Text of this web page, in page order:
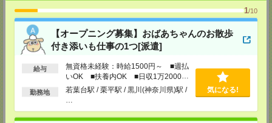
1/10
【オープニング募集】おばあちゃんのお散歩
付き添いも仕事の1つ[派遣]
給与
無資格未経験：時給1500円～ ■週払
いOK ■扶養内OK ■日収1万2000円
以上
勤務地
若葉台駅 / 栗平駅 / 黒川(神奈川県)駅 /
気になる!
〒190-0012
東京都立川市曙町2-34-7 ファーレイーストビル 8F
TEL：0120-659-460
MAIL：CS_TACHIKAWA@manpowergroup.jp
担当：採用担当
〒220-8136
神奈川県横浜市西区みなとみらい 2-2-1 横浜ランドマークタワー36F
TEL：0120-659-459
CS_YOKOHAMA@manpowergroup.jp
担当：採用担当